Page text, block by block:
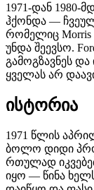
1971-დან 1980-
ჰქონდა —
რომელიც Morris
უნდა შეევსო.
გამოგზავნეს
ყველას არ
ისტორია
1971 წლის
ბოლო დიდი
რთულად
იყო — წინა